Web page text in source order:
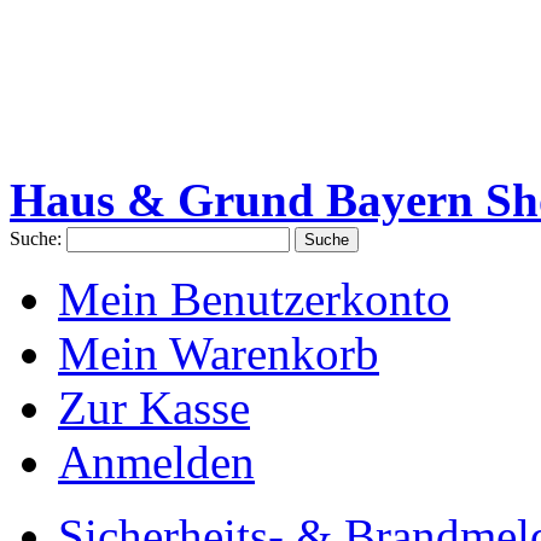
Haus & Grund Bayern
Suche: Suche
Mein Benutzerkonto
Mein Warenkorb
Zur Kasse
Anmelden